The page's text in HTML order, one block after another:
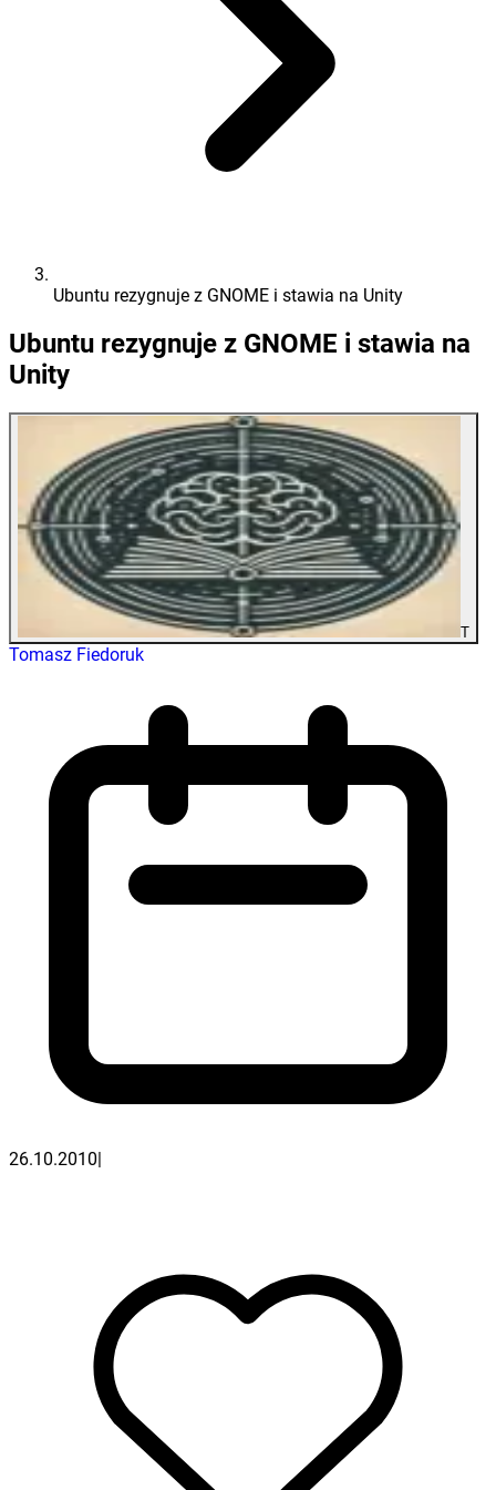
Ubuntu rezygnuje z GNOME i stawia na Unity
Ubuntu rezygnuje z GNOME i stawia na
Unity
T
Tomasz Fiedoruk
26.10.2010|